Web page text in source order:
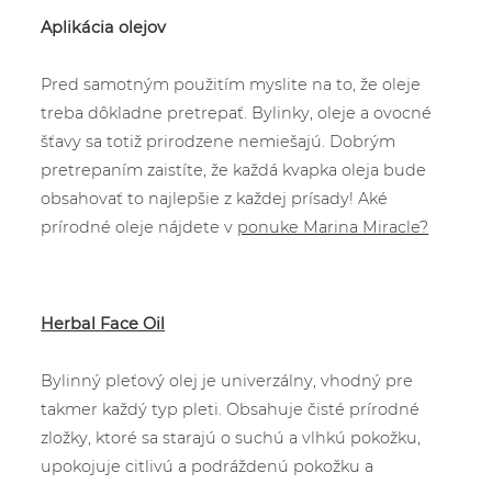
Aplikácia olejov
Pred samotným použitím myslite na to, že oleje
treba dôkladne pretrepať. Bylinky, oleje a ovocné
šťavy sa totiž prirodzene nemiešajú. Dobrým
pretrepaním zaistíte, že každá kvapka oleja bude
obsahovať to najlepšie z každej prísady! Aké
prírodné oleje nájdete v ponuke Marina Miracle?
Herbal Face Oil
Bylinný pleťový olej je univerzálny, vhodný pre
takmer každý typ pleti. Obsahuje čisté prírodné
zložky, ktoré sa starajú o suchú a vlhkú pokožku,
upokojuje citlivú a podráždenú pokožku a